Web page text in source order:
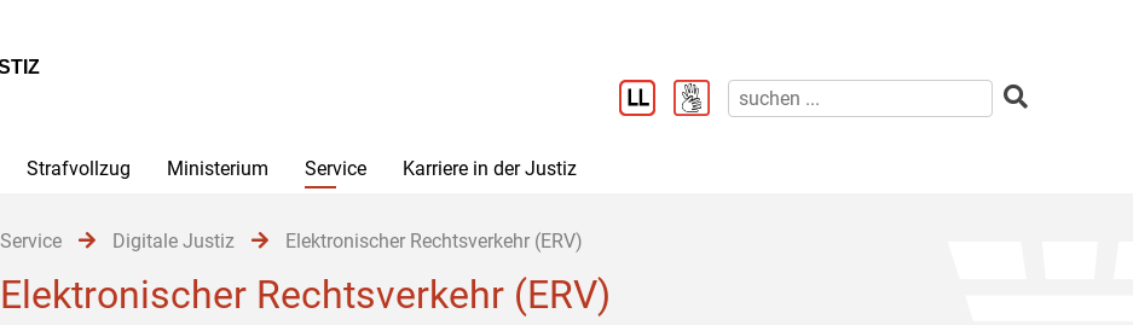
Strafvollzug Ministerium Service Karriere in der Justiz
Service Digitale Justiz Elektronischer Rechtsverkehr (ERV)
Elektronischer Rechtsverkehr (ERV)